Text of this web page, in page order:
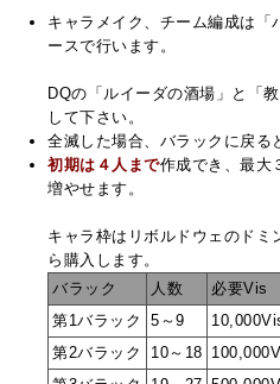
キャラメイク、チーム編成は
ースで行います。
DQの「ルイーダの酒場」と「
して下さい。
全滅した場合、バラックに戻る
初期は４人まで作成でき、最大
増やせます。
キャラ枠はリボルドウェのド
ら購入します。
バラック
人数
必要Vis
第1バラック
5～9
第2バラック
10～18